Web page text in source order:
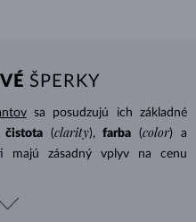
ŠPERKY
sa posudzujú ich základné
čistota (clarity), farba (color) a
majú zásadný vplyv na cenu